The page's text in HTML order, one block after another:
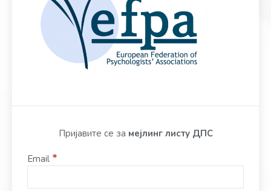
Пријавите се за мејлинг листу ДПС
Email *